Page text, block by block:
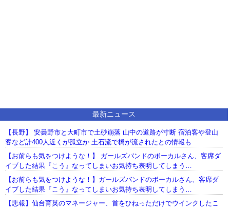
最新ニュース
【長野】 安曇野市と大町市で土砂崩落 山中の道路が寸断 宿泊客や登山
客など計400人近くが孤立か 土石流で橋が流されたとの情報も
【お前らも気をつけような！】 ガールズバンドのボーカルさん、客席ダ
イブした結果『こう』なってしまいお気持ち表明してしまう…
【お前らも気をつけような！】ガールズバンドのボーカルさん、客席ダ
イブした結果『こう』なってしまいお気持ち表明してしまう…
【悲報】仙台育英のマネージャー、首をひねっただけでウインクしたこ